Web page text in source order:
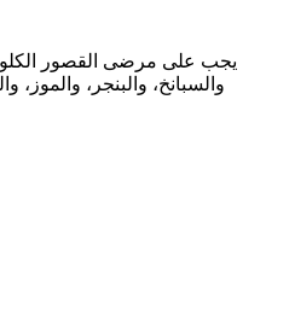
يجب على مرضى القصور الكلوي
والسبانخ، والبنجر،